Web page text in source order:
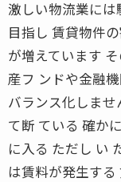
激しい物流業に
目指し 賃貸物件
が増えています
産フ ンドや金融
バランス化しま
て断 ている 確か
に入る ただし い
は賃料が発生す